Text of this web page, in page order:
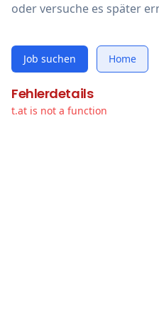
oder versuche es später
Job suchen Home
Fehlerdetails
t.at is not a function